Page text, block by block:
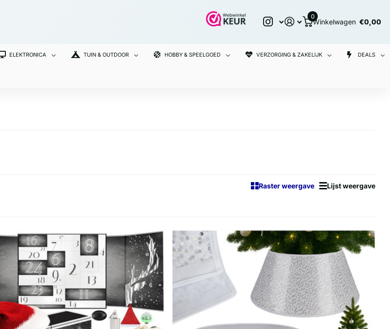
Winkelwagen
0
€0,00
ELEKTRONICA TUIN & OUTDOOR HOBBY & SPEELGOED VERZORGING & ZAKELIJK DEALS
Raster weergave Lijst weergave